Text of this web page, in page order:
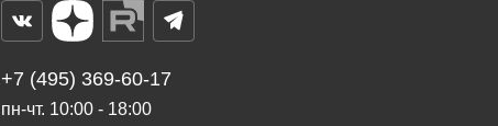
+7 (495) 369-60-17
пн-чт. 10:00 - 18:00